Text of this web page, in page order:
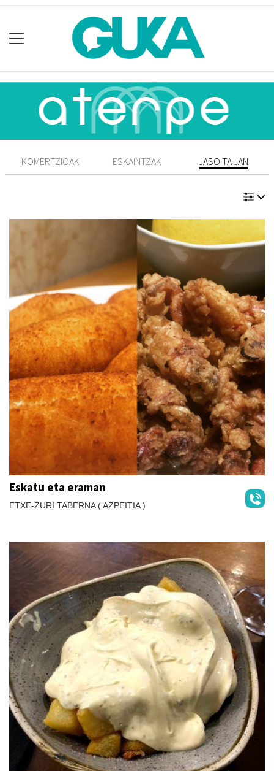
KOMERTZIOAK ESKAINTZAK JASO TA JAN
Eskatu eta eraman
ETXE-ZURI TABERNA ( AZPEITIA )